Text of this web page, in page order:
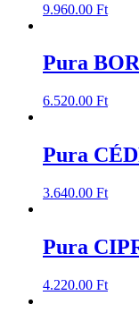
9.960.00 Ft
Pura
6.520.00 Ft
Pura
3.640.00 Ft
Pura
4.220.00 Ft